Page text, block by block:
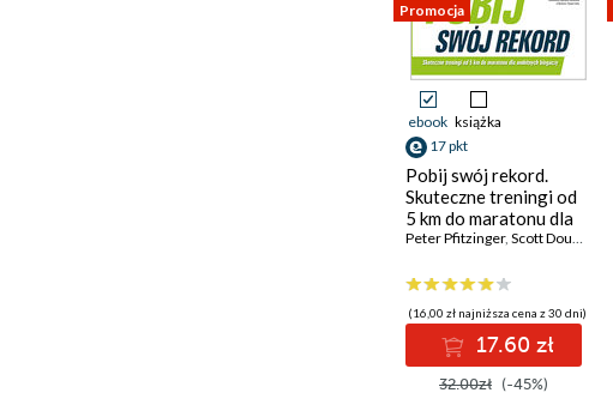
Promocja
ebook książka
17 pkt
Pobij swój rekord.
Skuteczne treningi od
5 km do maratonu dla
ambitnych biegaczy
Peter Pfitzinger, Scott Douglas
(16,00 zł najniższa cena z 30 dni)
17.60 zł
32.00zł (-45%)